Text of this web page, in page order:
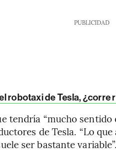
PUBLICIDAD
robotaxi de Tesla,
tendría “mucho sentido
de Tesla. “Lo
ser bastante variable”.